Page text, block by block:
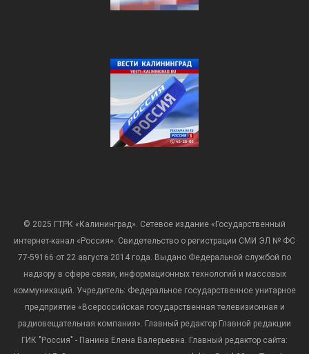
© 2025 ГТРК «Калининград». Сетевое издание «Государственный
интернет-канал «Россия». Свидетельство о регистрации СМИ ЭЛ № ФС
77-59166 от 22 августа 2014 года. Выдано Федеральной службой по
надзору в сфере связи, информационных технологий и массовых
коммуникаций. Учредитель: Федеральное государственное унитарное
предприятие «Всероссийская государственная телевизионная и
радиовещательная компания». Главный редактор Главной редакции
ГИК "Россия" - Панина Елена Валерьевна. Главный редактор сайта: